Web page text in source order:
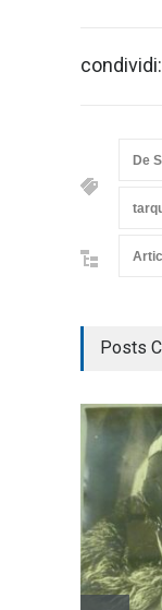
condividi:
De
Posts